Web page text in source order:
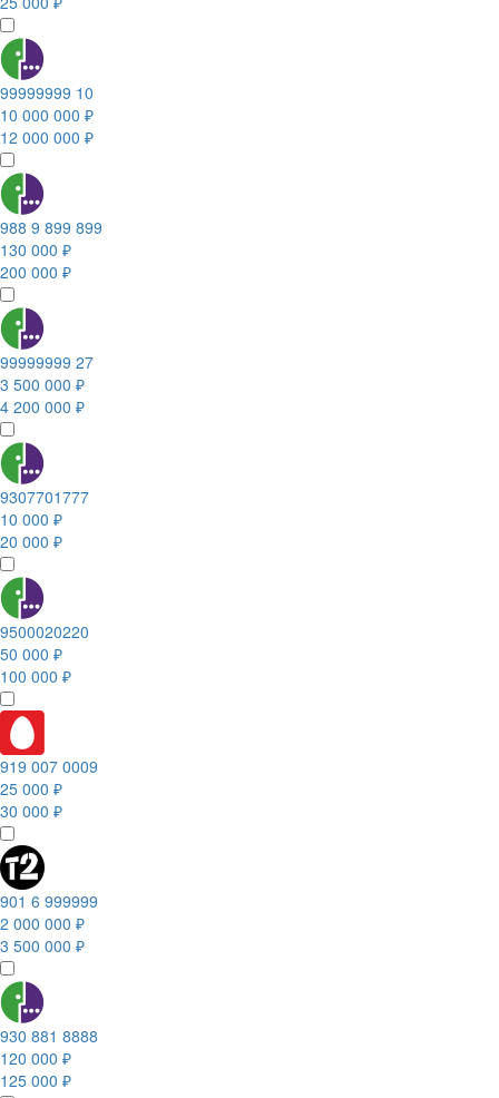
99999999 10
10 000 000 ₽
12 000 000 ₽
988 9 899 899
130 000 ₽
200 000 ₽
99999999 27
3 500 000 ₽
4 200 000 ₽
9307701777
10 000 ₽
20 000 ₽
9500020220
50 000 ₽
100 000 ₽
919 007 0009
25 000 ₽
30 000 ₽
901 6 999999
2 000 000 ₽
3 500 000 ₽
930 881 8888
120 000 ₽
125 000 ₽